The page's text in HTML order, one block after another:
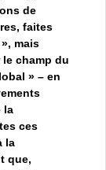
de
faites
mais
le champ du
» – en
la
ces
la
que,